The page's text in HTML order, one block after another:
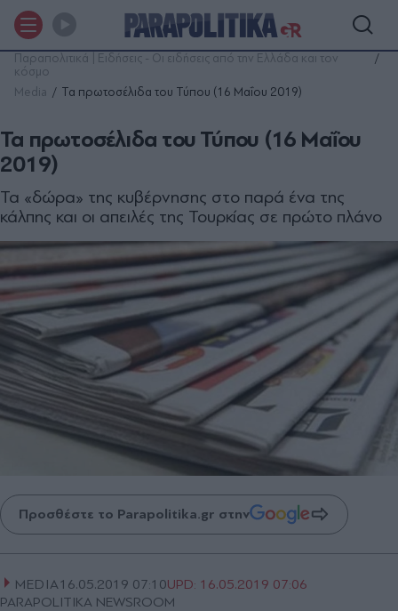
Παραπολιτικά | Ειδήσεις - Οι ειδήσεις από την Ελλάδα και τον
κόσμο
Media
Τα πρωτοσέλιδα του Τύπου (16 Μαΐου 2019)
Τα πρωτοσέλιδα του Τύπου (16 Μαΐου
2019)
Τα «δώρα» της κυβέρνησης στο παρά ένα της
κάλπης και οι απειλές της Τουρκίας σε πρώτο πλάνο
Προσθέστε το Parapolitika.gr στην
MEDIA16.05.2019 07:10UPD: 16.05.2019 07:06
PARAPOLITIKA NEWSROOM